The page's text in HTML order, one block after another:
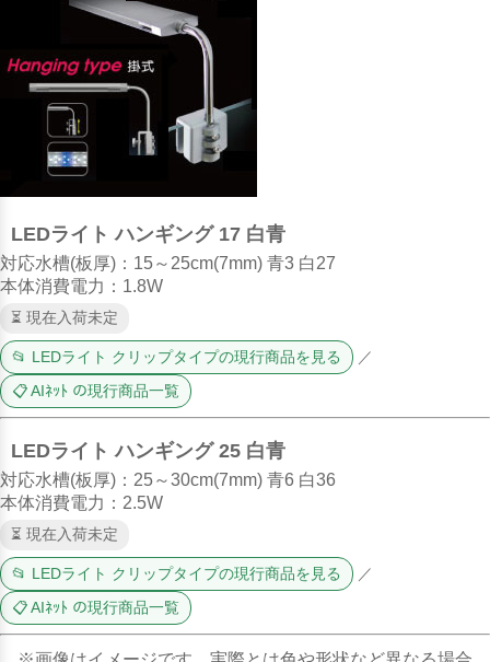
LEDライト ハンギング 17 白青
対応水槽(板厚)：15～25cm(7mm) 青3 白27
本体消費電力：1.8W
⏳ 現在入荷未定
📂 LEDライト クリップタイプの現行商品を見る ／
📋 AIﾈｯﾄ の現行商品一覧
LEDライト ハンギング 25 白青
対応水槽(板厚)：25～30cm(7mm) 青6 白36
本体消費電力：2.5W
⏳ 現在入荷未定
📂 LEDライト クリップタイプの現行商品を見る ／
📋 AIﾈｯﾄ の現行商品一覧